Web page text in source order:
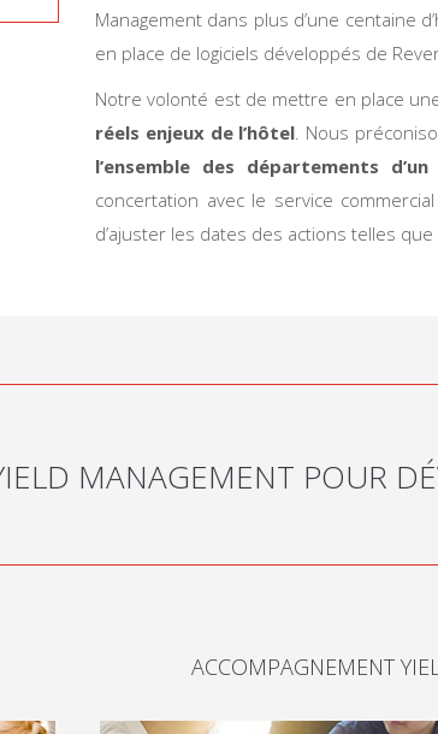
Management dans plus d’une centaine
en place de logiciels développés de
Notre volonté est de mettre en place
réels enjeux de l’hôtel. Nous
l’ensemble des départements
concertation avec le service
d’ajuster les dates des actions telles
MANAGEMENT POUR
ACCOMPAGNEMENT